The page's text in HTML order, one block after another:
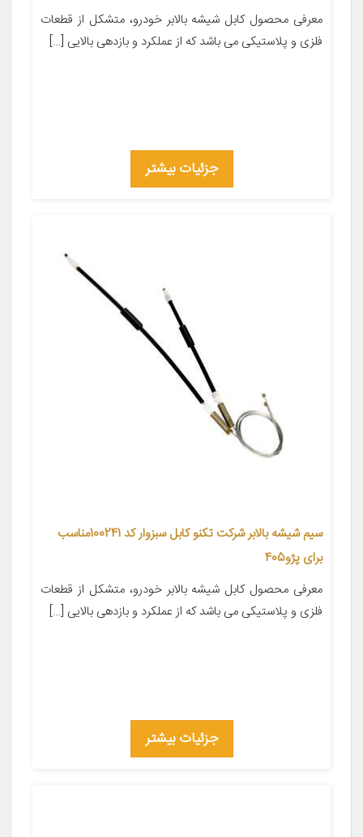
معرفی محصول کابل شیشه بالابر خودرو، متشکل از قطعات
فلزی و پلاستیکی می باشد که از عملکرد و بازدهی بالایی […]
جزئیات بیشتر
سیم شیشه بالابر شرکت تکنو کابل سبزوار کد 100241مناسب
برای پژو405
معرفی محصول کابل شیشه بالابر خودرو، متشکل از قطعات
فلزی و پلاستیکی می باشد که از عملکرد و بازدهی بالایی […]
جزئیات بیشتر